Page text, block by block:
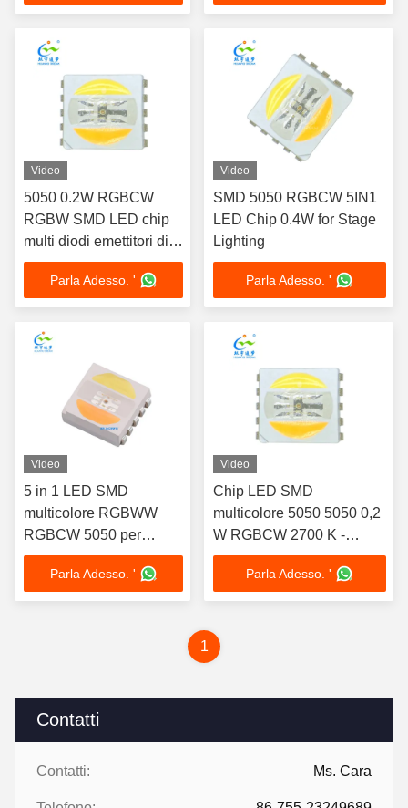
Contatti
Contatti: Ms. Cara
multicolor smd led rohs
per luci da palco
Video
5050 0.2W RGBCW
RGBW SMD LED chip
multi diodi emettitori di
luce a colori
Parla Adesso. '
Video
SMD 5050 RGBCW 5IN1
LED Chip 0.4W for Stage
Lighting
Parla Adesso. '
Video
5 in 1 LED SMD
multicolore RGBWW
RGBCW 5050 per
illuminazione
commerciale
Parla Adesso. '
Video
Chip LED SMD
multicolore 5050 5050 0,2
W RGBCW 2700 K -
25000 K
Parla Adesso. '
1